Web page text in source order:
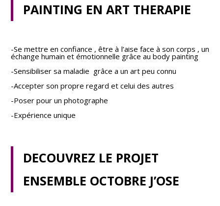
PAINTING EN ART THERAPIE
-Se mettre en confiance , être à l’aise face à son corps , un
échange humain et émotionnelle grâce au body painting
-Sensibiliser sa maladie grâce a un art peu connu
-Accepter son propre regard et celui des autres
-Poser pour un photographe
-Expérience unique
DECOUVREZ LE PROJET
ENSEMBLE OCTOBRE J’OSE